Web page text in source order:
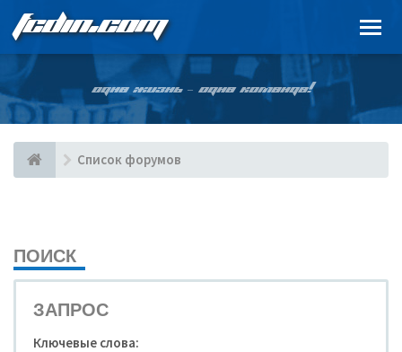
FCDIN.COM
ОДНА ЖИЗНЬ – ОДНА КОМАНДА!
Список форумов
ПОИСК
ЗАПРОС
Ключевые слова: